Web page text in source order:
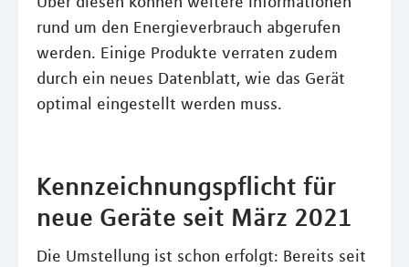
rund um den Energieverbrauch abgerufen
werden. Einige Produkte verraten zudem
durch ein neues Datenblatt, wie das Gerät
optimal eingestellt werden muss.
Kennzeichnungspflicht für
neue Geräte seit März 2021
Die Umstellung ist schon erfolgt: Bereits seit